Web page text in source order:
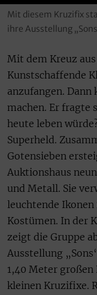
Mit diesem Kruzifix
ihre Ausstellung
Mit dem Kreuz
Kunstschaffende
anzufangen. Dann
machen. Er fragte
heute leben
Superheld.
Gotensieben
Auktionshaus
und Metall. Sie
leuchtende
Kostümen. In der
zeigt die Gruppe
Ausstellung
1,40 Meter
kleinen Kruzifixe.